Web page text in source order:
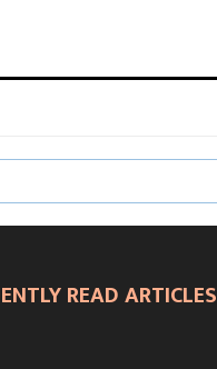
READ ARTICLES